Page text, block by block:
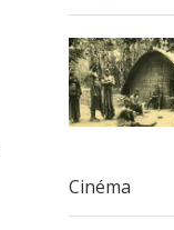
Cinéma